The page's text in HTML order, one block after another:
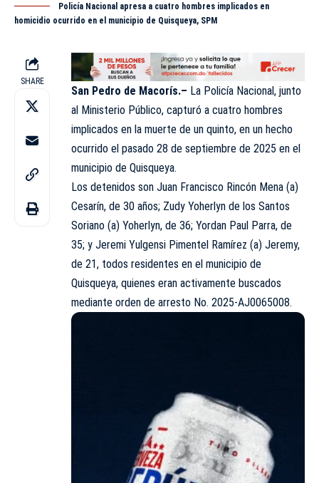
Policía Nacional apresa a cuatro hombres implicados en
homicidio ocurrido en el municipio de Quisqueya, SPM
SHARE
San Pedro de Macorís.– La Policía Nacional, junto
al Ministerio Público, capturó a cuatro hombres
implicados en la muerte de un quinto, en un hecho
ocurrido el pasado 28 de septiembre de 2025 en el
municipio de Quisqueya.
Los detenidos son Juan Francisco Rincón Mena (a)
Cesarín, de 30 años; Zudy Yoherlyn de los Santos
Soriano (a) Yoherlyn, de 36; Yordan Paul Parra, de
35; y Jeremi Yulgensi Pimentel Ramírez (a) Jeremy,
de 21, todos residentes en el municipio de
Quisqueya, quienes eran activamente buscados
mediante orden de arresto No. 2025-AJ0065008.